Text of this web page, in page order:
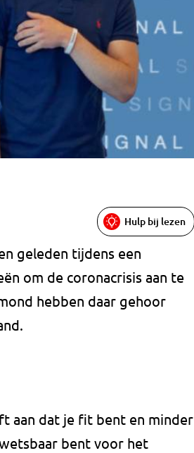
Hulp bij lezen
geleden tijdens een
om de coronacrisis aan te
hebben daar gehoor
aan dat je fit bent en minder
bent voor het